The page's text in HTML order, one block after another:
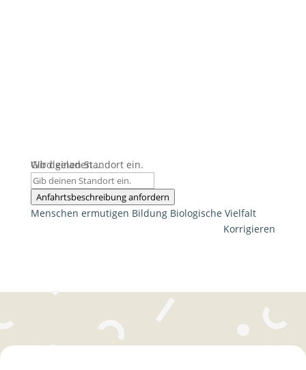
Wird geladen …
Gib deinen Standort ein.
Anfahrtsbeschreibung anfordern
Menschen ermutigen Bildung Biologische Vielfalt
Korrigieren